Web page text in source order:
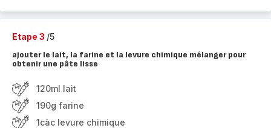
Etape 3 /5
ajouter le lait, la farine et la levure chimique mélanger pour
obtenir une pâte lisse
120ml lait
190g farine
1càc levure chimique